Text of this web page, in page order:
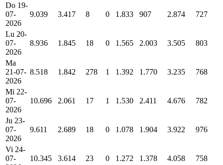
Do 19-
07-
2026
9.039 3.417 8 0 1.833 907 2.874 727
Lu 20-
07-
2026
8.936 1.845 18 0 1.565 2.003 3.505 803
Ma
21-07-
2026
8.518 1.842 278 1 1.392 1.770 3.235 768
Mi 22-
07-
2026
10.696 2.061 17 1 1.530 2.411 4.676 782
Ju 23-
07-
2026
9.611 2.689 18 0 1.078 1.904 3.922 976
Vi 24-
07-
10.345 3.614 23 0 1.272 1.378 4.058 758